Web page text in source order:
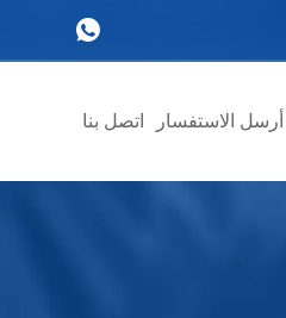
أرسل الاستفسار اتصل بنا